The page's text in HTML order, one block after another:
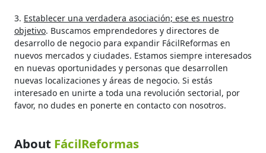
3. Establecer una verdadera asociación; ese es nuestro
objetivo. Buscamos emprendedores y directores de
desarrollo de negocio para expandir FácilReformas en
nuevos mercados y ciudades. Estamos siempre interesados
en nuevas oportunidades y personas que desarrollen
nuevas localizaciones y áreas de negocio. Si estás
interesado en unirte a toda una revolución sectorial, por
favor, no dudes en ponerte en contacto con nosotros.
About FácilReformas